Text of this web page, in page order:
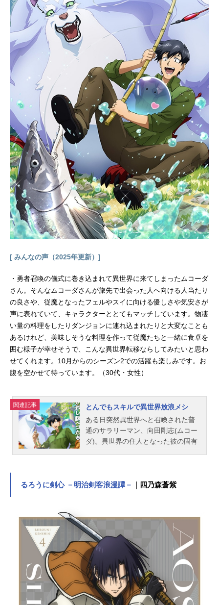
い」が始まって――。作品名黄昏ア
ウトフォーカス放送形態TVアニメス
ケジュール2024年7月4日（木）～20
24年9月19日（木）TOKYOMX・BS
フジほか話数全12話キャスト土屋真
央：松岡禎丞大友寿：内田雄馬菊地
原仁：古川慎市川義一：中澤まさと
も稲葉礼：江口拓也吉乃詩音：斉藤
壮馬加賀利ルナ：市川蒼加賀利テ
ル：柳晃平本條雪孝：大塚剛央千秋
実：佐藤元土谷功緒：田所陽向ルデ
ィ：内匠靖明（たくみ靖明）九条桐
斗：伊東健人スタッフ原作：じゃの
め『黄昏アウトフォーカス』『残像
スローモーション』『黄昏アウトフ
ォーカスoverlap』『宵々モノロー
グ』（講談社「ハニーミルク」所
載）監督：渡部穏寛シリーズ構成：
成田良美キャラクターデザイン：菊
地洋子美術監督：...
[ みんなの声（2025年更新）]
・勇者召喚の儀式に巻き込まれて異世界に来てしまったムコーダ
さん。そんなムコーダさんが旅先で出会った人へ向ける人当たり
の良さや、従魔となったフェルやスイに向ける優しさや気安さが
声に表れていて、キャラクターととてもマッチしています。物凄
い量の料理をしたりダンジョンに連れ込まれたりと大変なことも
あるけれど、美味しそうな料理を作って従魔たちと一緒に食卓を
囲む様子が幸せそうで、こんな異世界転移ならしてみたいと思わ
せてくれます。10月からのシーズン2での活躍も楽しみです。お
腹を空かせて待っています。（30代・女性）
関連記事
とんでもスキルで異世界放浪メシ
ある日突然異世界へと召喚された普
通のサラリーマン、向田剛志(ムコー
ダ)。異世界の住人となった彼の固有
ルで取り寄せた現代の食品は異世界
世界放浪メシ放送形態TVアニメスケ
ジュール2023年1月10日（火）〜202
3年3月28日（火）テレビ東京ほか話
数全12話キャストムコーダ(向田剛
志)：内田雄馬フェル：日野聡スイ：
木野日菜ニンリル：内田真礼アグ
ニ：大地葉キシャール：甲斐田裕子
ルサールカ：白砂沙帆スタッフ原
作：江口連監督：松田清シリーズ構
るろうに剣心 －明治剣客浪漫譚－ ｜四乃森蒼紫